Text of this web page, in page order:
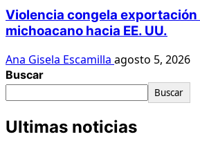
Violencia congela
michoacano hacia EE. UU.
Ana Gisela Escamilla agosto 5, 2026
Buscar
Buscar
Ultimas noticias